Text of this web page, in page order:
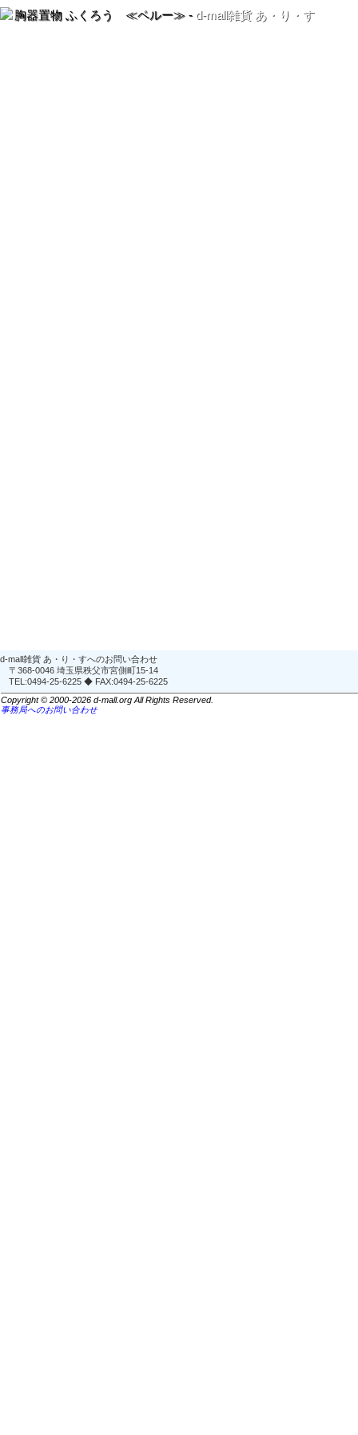
胸器置物 ふくろう ≪ペルー≫ - d-mall雑貨 あ・り・す
d-mall雑貨 あ・り・すへのお問い合わせ
〒368-0046 埼玉県秩父市宮側町15-14
TEL:0494-25-6225 ◆ FAX:0494-25-6225
Copyright © 2000-2026 d-mall.org All Rights Reserved.
事務局へのお問い合わせ